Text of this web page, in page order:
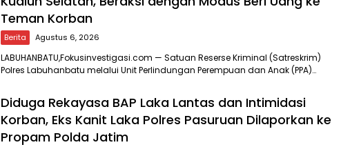
Teman Korban
Berita Agustus 6, 2026
LABUHANBATU,Fokusinvestigasi.com — Satuan Reserse Kriminal (Satreskrim)
Polres Labuhanbatu melalui Unit Perlindungan Perempuan dan Anak (PPA)…
Diduga Rekayasa BAP Laka Lantas dan Intimidasi
Korban, Eks Kanit Laka Polres Pasuruan Dilaporkan ke
Propam Polda Jatim